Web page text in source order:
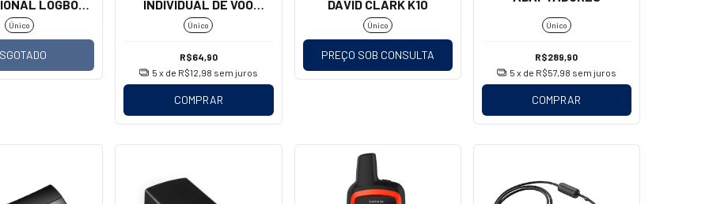
LOGBOOK
- (EASA)
Único
INDIVIDUAL DE VOO
(AVIÃO)
Único
R$64,90
5 x de R$12,98 sem juros
COMPRAR
DAVID CLARK K10
Único
PREÇO SOB CONSULTA
Único
R$289,90
5 x de R$57,98 sem juros
COMPRAR